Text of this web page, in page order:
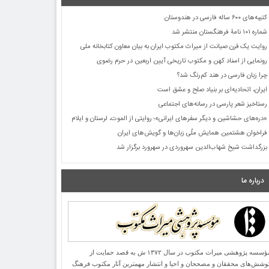
کتیبه‌های ۶۰۰ ساله فارسی در هندوستان
شماره ۱۰۱ نامۀ فرهنگستان منتشر شد
روایت یک قرن صیانت از میراث مکتوب ایران به بیان معاون کتابخانه ملی
رونمایی از اسناد کهن و مکتوب تاریخی آیین اربعین در حرم رضوی
چرا زبان فارسی در هند کم‌رنگ شد؟
ایران، اتحادیه‌ای بر بنیاد صلح و عشق است
رستاخیز شعر پارسی در رسانه‌های اجتماعی
«دره‌های حشاشین و دیگر سفرهای ایرانی»؛ روایتی از الموت، لرستان و ایلام
فراخوان هشتمین همایش ملّی زبان‌ها و گویش‌های ایران
بزرگداشت شیخ شهاب‌الدین سهروردی در سهرورد برگزار شد
درباره ما
مؤسسه پژوهشی میراث مكتوب در سال ۱۳۷۲ ش به قصد حمایت از
محققان و مصححان و احیا و انتشار مهمترین آثار مكتوب فرهنگ